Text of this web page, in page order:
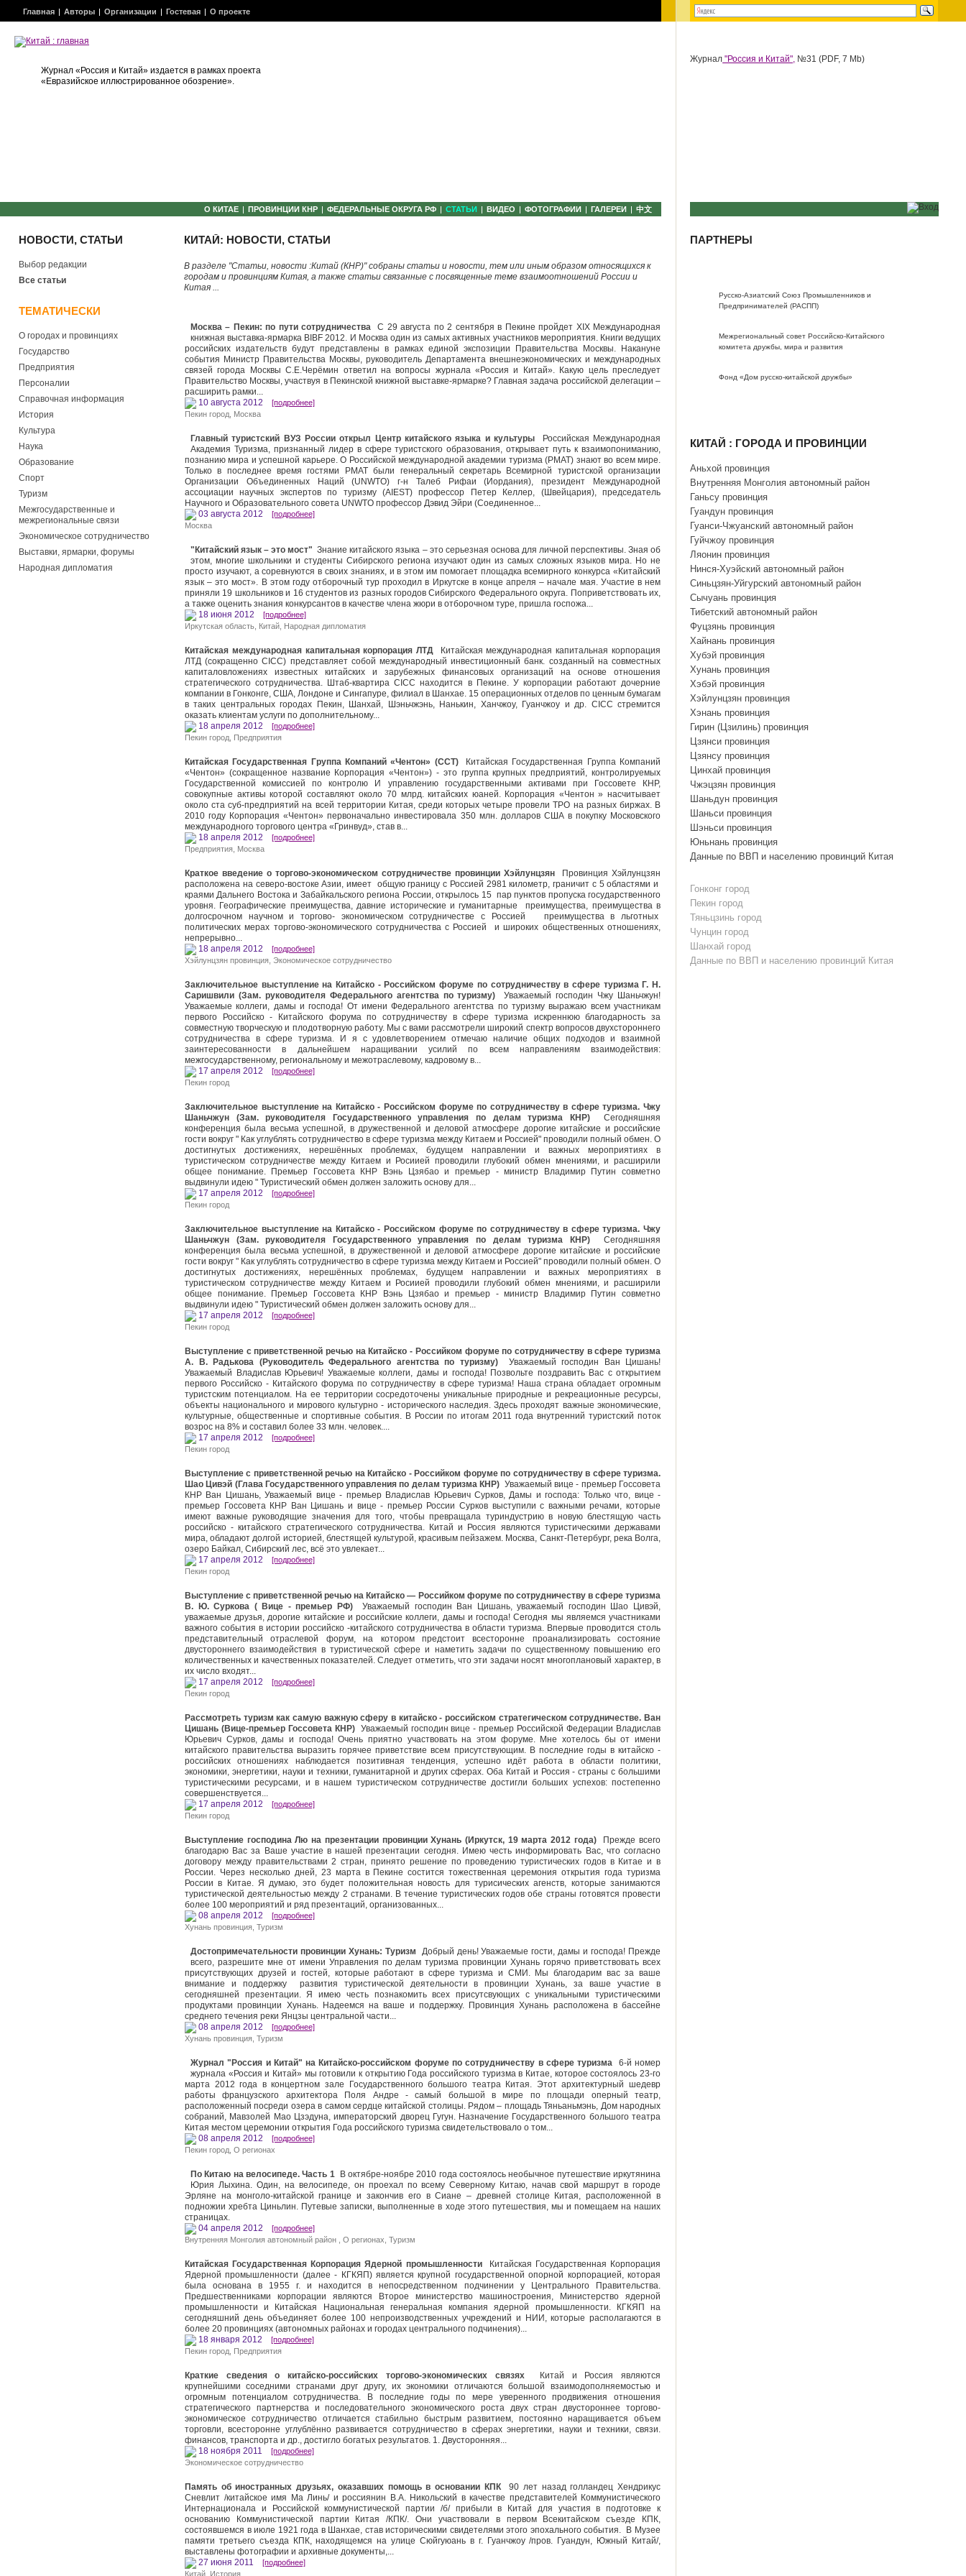
Главная Авторы Организации Гостевая О проекте
Журнал «Россия и Китай» издается в рамках проекта
«Евразийское иллюстрированное обозрение».
О КИТАЕ ПРОВИНЦИИ КНР ФЕДЕРАЛЬНЫЕ ОКРУГА РФ СТАТЬИ ВИДЕО ФОТОГРАФИИ ГАЛЕРЕИ 中文
НОВОСТИ, СТАТЬИ
Выбор редакции
Все статьи
ТЕМАТИЧЕСКИ
О городах и провинциях
Государство
Предприятия
Персоналии
Справочная информация
История
Культура
Наука
Образование
Спорт
Туризм
Межгосударственные и
межрегиональные связи
Экономическое сотрудничество
Выставки, ярмарки, форумы
Народная дипломатия
КИТАЙ: НОВОСТИ, СТАТЬИ
В разделе "Статьи, новости :Китай (КНР)" собраны статьи и новости, тем или иным образом относящихся к
городам и провинциям Китая, а также статьи связанные с посвященные теме взаимоотношений России и
Китая ...
Москва – Пекин: по пути сотрудничества С 29 августа по 2 сентября в Пекине пройдет XIX Международная
книжная выставка-ярмарка BIBF 2012. И Москва один из самых активных участников мероприятия. Книги ведущих
российских издательств будут представлены в рамках единой экспозиции Правительства Москвы. Накануне
события Министр Правительства Москвы, руководитель Департамента внешнеэкономических и международных
связей города Москвы С.Е.Черёмин ответил на вопросы журнала «Россия и Китай». Какую цель преследует
Правительство Москвы, участвуя в Пекинской книжной выставке-ярмарке? Главная задача российской делегации –
расширить рамки...
10 августа 2012 [подробнее]
Пекин город Москва
Главный туристский ВУЗ России открыл Центр китайского языка и культуры Российская Международная
Академия Туризма, признанный лидер в сфере туристского образования, открывает путь к взаимопониманию,
познанию мира и успешной карьере. О Российской международной академии туризма (РМАТ) знают во всем мире.
Только в последнее время гостями РМАТ были генеральный секретарь Всемирной туристской организации
Организации Объединенных Наций (UNWTO) г-н Талеб Рифаи (Иордания), президент Международной
ассоциации научных экспертов по туризму (AIEST) профессор Петер Келлер, (Швейцария), председатель
Научного и Образовательного совета UNWTO профессор Дэвид Эйри (Соединенное...
03 августа 2012 [подробнее]
Москва
"Китайский язык – это мост" Знание китайского языка – это серьезная основа для личной перспективы. Зная об
этом, многие школьники и студенты Сибирского региона изучают один из самых сложных языков мира. Но не
просто изучают, а соревнуются в своих знаниях, и в этом им помогает площадка всемирного конкурса «Китайский
язык – это мост». В этом году отборочный тур проходил в Иркутске в конце апреля – начале мая. Участие в нем
приняли 19 школьников и 16 студентов из разных городов Сибирского Федерального округа. Поприветствовать их,
а также оценить знания конкурсантов в качестве члена жюри в отборочном туре, пришла госпожа...
18 июня 2012 [подробнее]
Иркутская область Китай Народная дипломатия
Китайская международная капитальная корпорация ЛТД Китайская международная капитальная корпорация
ЛТД (сокращенно CIСС) представляет собой международный инвестиционный банк. созданный на совместных
капиталовложениях известных китайских и зарубежных финансовых организаций на основе отношения
стратегического сотрудничества. Штаб-квартира CICC находится в Пекине. У корпорации работают дочерние
компании в Гонконге, США, Лондоне и Сингапуре, филиал в Шанхае. 15 операционных отделов по ценным бумагам
в таких центральных городах Пекин, Шанхай, Шэньчжэнь, Нанькин, Ханчжоу, Гуанчжоу и др. CICC стремится
оказать клиентам услуги по дополнительному...
18 апреля 2012 [подробнее]
Пекин город Предприятия
Китайская Государственная Группа Компаний «Чентон» (ССТ)Китайская Государственная Группа Компаний
«Чентон» (сокращенное название Корпорация «Чентон») - это группа крупных предприятий, контролируемых
Государственной комиссией по контролю И управлению государственными активами при Госсовете КНР,
совокупные активы которой составляют около 70 млрд. китайских юаней. Корпорация «Чентон » насчитывает
около ста суб-предприятий на всей территории Китая, среди которых четыре провели ТРО на разных биржах. В
2010 году Корпорация «Чентон» первоначально инвестировала 350 млн. долларов США в покупку Московского
международного торгового центра «Гринвуд», став в...
18 апреля 2012 [подробнее]
Предприятия Москва
Краткое введение о торгово-экономическом сотрудничестве провинции Хэйлунцзян Провинция Хэйлунцзян
расположена на северо-востоке Азии, имеет общую границу с Россией 2981 километр, граничит с 5 областями и
краями Дальнего Востока и Забайкальского региона России, открылось 15 пар пунктов пропуска государственного
уровня. Географические преимущества, давние исторические и гуманитарные преимущества, преимущества в
долгосрочном научном и торгово- экономическом сотрудничестве с Россией преимущества в льготных
политических мерах торгово-экономического сотрудничества с Россией и широких общественных отношениях,
непрерывно...
18 апреля 2012 [подробнее]
Хэйлунцзян провинция Экономическое сотрудничество
Заключительное выступление на Китайско - Российском форуме по сотрудничеству в сфере туризма Г. Н.
Саришвили (Зам. руководителя Федерального агентства по туризму) Уважаемый господин Чжу Шаньчжун!
Уважаемые коллеги, дамы и господа! От имени Федерального агентства по туризму выражаю всем участникам
первого Российско - Китайского форума по сотрудничеству в сфере туризма искреннюю благодарность за
совместную творческую и плодотворную работу. Мы с вами рассмотрели широкий спектр вопросов двухстороннего
сотрудничества в сфере туризма. И я с удовлетворением отмечаю наличие общих подходов и взаимной
заинтересованности в дальнейшем наращивании усилий по всем направлениям взаимодействия:
межгосударственному, региональному и межотраслевому, кадровому в...
17 апреля 2012 [подробнее]
Пекин город
Заключительное выступление на Китайско - Российском форуме по сотрудничеству в сфере туризма. Чжу
Шаньчжун (Зам. руководителя Государственного управления по делам туризма КНР)Сегодняшняя
конференция была весьма успешной, в дружественной и деловой атмосфере дорогие китайские и российские
гости вокруг " Как углублять сотрудничество в сфере туризма между Китаем и Россией" проводили полный обмен. О
достигнутых достижениях, нерешённых проблемах, будущем направлении и важных мероприятиях в
туристическом сотрудничестве между Китаем и Росиией проводили глубокий обмен мнениями, и расширили
общее понимание. Премьер Госсовета КНР Вэнь Цзябао и премьер - министр Владимир Путин совметно
выдвинули идею " Туристический обмен должен заложить основу для...
17 апреля 2012 [подробнее]
Пекин город
Заключительное выступление на Китайско - Российском форуме по сотрудничеству в сфере туризма. Чжу
Шаньчжун (Зам. руководителя Государственного управления по делам туризма КНР)Сегодняшняя
конференция была весьма успешной, в дружественной и деловой атмосфере дорогие китайские и российские
гости вокруг " Как углублять сотрудничество в сфере туризма между Китаем и Россией" проводили полный обмен. О
достигнутых достижениях, нерешённых проблемах, будущем направлении и важных мероприятиях в
туристическом сотрудничестве между Китаем и Росиией проводили глубокий обмен мнениями, и расширили
общее понимание. Премьер Госсовета КНР Вэнь Цзябао и премьер - министр Владимир Путин совметно
выдвинули идею " Туристический обмен должен заложить основу для...
17 апреля 2012 [подробнее]
Пекин город
Выступление с приветственной речью на Китайско - Российком форуме по сотрудничеству в сфере туризма
А. В. Радькова (Руководитель Федерального агентства по туризму)Уважаемый господин Ван Цишань!
Уважаемый Владислав Юрьевич! Уважаемые коллеги, дамы и господа! Позвольте поздравить Вас с открытием
первого Российско - Китайского форума по сотрудничеству в сфере туризма! Наша страна обладает огромным
туристским потенциалом. На ее территории сосредоточены уникальные природные и рекреационные ресурсы,
объекты национального и мирового культурно - исторического наследия. Здесь проходят важные экономические,
культурные, общественные и спортивные события. В России по итогам 2011 года внутренний туристский поток
возрос на 8% и составил более 33 млн. человек....
17 апреля 2012 [подробнее]
Пекин город
Выступление с приветственной речью на Китайско - Российком форуме по сотрудничеству в сфере туризма.
Шао Цивэй (Глава Государственного управления по делам туризма КНР) Уважаемый вице - премьер Госсовета
КНР Ван Цишань, Уважаемый вице - премьер Владислав Юрьевич Сурков, Дамы и господа: Только что, вице -
премьер Госсовета КНР Ван Цишань и вице - премьер России Сурков выступили с важными речами, которые
имеют важные руководящие значения для того, чтобы превращала туриндустрию в новую блестящую часть
российско - китайского стратегического сотрудничества. Китай и Россия являются туристическими державами
мира, обладают долгой историей, блестящей культурой, красивым пейзажем. Москва, Санкт-Петербург, река Волга,
озеро Байкал, Сибирский лес, всё это увлекает...
17 апреля 2012 [подробнее]
Пекин город
Выступление с приветственной речью на Китайско — Российком форуме по сотрудничеству в сфере туризма
В. Ю. Суркова ( Вице - премьер РФ)Уважаемый господин Ван Цишань, уважаемый господин Шао Цивэй,
уважаемые друзья, дорогие китайские и российские коллеги, дамы и господа! Сегодня мы являемся участниками
важного события в истории российско -китайского сотрудничества в области туризма. Впервые проводится столь
представительный отраслевой форум, на котором предстоит всесторонне проанализировать состояние
двустороннего взаимодействия в туристической сфере и наметить задачи по существенному повышению его
количественных и качественных показателей. Следует отметить, что эти задачи носят многоплановый характер, в
их число входят...
17 апреля 2012 [подробнее]
Пекин город
Рассмотреть туризм как самую важную сферу в китайско - российском стратегическом сотрудничестве. Ван
Цишань (Вице-премьер Госсовета КНР)Уважаемый господин вице - премьер Российской Федерации Владислав
Юрьевич Сурков, дамы и господа! Очень приятно участвовать на этом форуме. Мне хотелось бы от имени
китайского правительства выразить горячее приветствие всем присутствующим. В последние годы в китайско -
российских отношениях наблюдается позитивная тенденция, успешно идёт работа в области политики,
экономики, энергетики, науки и техники, гуманитарной и других сферах. Оба Китай и Россия - страны с большими
туристическими ресурсами, и в нашем туристическом сотрудничестве достигли больших успехов: постепенно
совершенствуется...
17 апреля 2012 [подробнее]
Пекин город
Выступление господина Лю на презентации провинции Хунань (Иркутск, 19 марта 2012 года)Прежде всего
благодарю Вас за Ваше участие в нашей презентации сегодня. Имею честь информировать Вас, что согласно
договору между правительствами 2 стран, принято решение по проведению туристических годов в Китае и в
России. Через несколько дней, 23 марта в Пекине состится тожественная церемония открытия года туризма
России в Китае. Я думаю, это будет положительная новость для турисических агенств, которые занимаются
туристической деятельностью между 2 странами. В течение туристических годов обе страны готовятся провести
более 100 мероприятий и ряд презентаций, организованных...
08 апреля 2012 [подробнее]
Хунань провинция Туризм
Достопримечательности провинции Хунань: Туризм Добрый день! Уважаемые гости, дамы и господа! Прежде
всего, разрешите мне от имени Управления по делам туризма провинции Хунань горячо приветствовать всех
присутствующих друзей и гостей, которые работают в сфере туризма и СМИ. Мы благодарим вас за ваше
внимание и поддержку развития туристической деятельности в провинции Хунань, за ваше участие в
сегодняшней презентации. Я имею честь познакомить всех присутсвующих с уникальными туристическими
продуктами провинции Хунань. Надеемся на ваше и поддержку. Провинция Хунань расположена в бассейне
среднего течения реки Янцзы центральной части...
08 апреля 2012 [подробнее]
Хунань провинция Туризм
Журнал "Россия и Китай" на Китайско-российском форуме по сотрудничеству в сфере туризма 6-й номер
журнала «Россия и Китай» мы готовили к открытию Года российского туризма в Китае, которое состоялось 23-го
марта 2012 года в концертном зале Государственного большого театра Китая. Этот архитектурный шедевр
работы французского архитектора Поля Андре - самый большой в мире по площади оперный театр,
расположенный посреди озера в самом сердце китайской столицы. Рядом – площадь Тяньаньмэнь, Дом народных
собраний, Мавзолей Мао Цзэдуна, императорский дворец Гугун. Назначение Государственного большого театра
Китая местом церемонии открытия Года российского туризма свидетельствовало о том...
08 апреля 2012 [подробнее]
Пекин город О регионах
По Китаю на велосипеде. Часть 1В октябре-ноябре 2010 года состоялось необычное путешествие иркутянина
Юрия Лыхина. Один, на велосипеде, он проехал по всему Северному Китаю, начав свой маршрут в городе
Эрляне на монголо-китайской границе и закончив его в Сиане – древней столице Китая, расположенной в
подножии хребта Циньлин. Путевые записки, выполненные в ходе этого путешествия, мы и помещаем на наших
страницах.
04 апреля 2012 [подробнее]
Внутренняя Монголия автономный район
О регионах Туризм
Китайская Государственная Корпорация Ядерной промышленностиКитайская Государственная Корпорация
Ядерной промышленности (далее - КГКЯП) является крупной государственной опорной корпорацией, которая
была основана в 1955 г. и находится в непосредственном подчинении у Центрального Правительства.
Предшественниками корпорации являются Второе министерство машиностроения, Министерство ядерной
промышленности и Китайская Национальная генеральная компания ядерной промышленности. КГКЯП на
сегодняшний день объединяет более 100 непроизводственных учреждений и НИИ, которые располагаются в
более 20 провинциях (автономных районах и городах центрального подчинения)...
18 января 2012 [подробнее]
Пекин город Предприятия
Краткие сведения о китайско-российских торгово-экономических связяхКитай и Россия являются
крупнейшими соседними странами друг другу, их экономики отличаются большой взаимодополняемостью и
огромным потенциалом сотрудничества. В последние годы по мере уверенного продвижения отношения
стратегического партнерства и последовательного экономического роста двух стран двустороннее торгово-
экономическое сотрудничество отличается стабильно быстрым развитием, постоянно наращивается объем
торговли, всесторонне углублённо развивается сотрудничество в сферах энергетики, науки и техники, связи.
финансов, транспорта и др., достигло богатых результатов. 1. Двусторонняя...
18 ноября 2011 [подробнее]
Экономическое сотрудничество
Память об иностранных друзьях, оказавших помощь в основании КПК90 лет назад голландец Хендрикус
Сневлит /китайское имя Ма Линь/ и россиянин В.А. Никольский в качестве представителей Коммунистического
Интернационала и Российской коммунистической партии /б/ прибыли в Китай для участия в подготовке к
основанию Коммунистической партии Китая /КПК/. Они участвовали в первом Всекитайском съезде КПК,
состоявшемся в июле 1921 года в Шанхае, став историческими свидетелями этого эпохального события. В Музее
памяти третьего съезда КПК, находящемся на улице Сюйгуюань в г. Гуанчжоу /пров. Гуандун, Южный Китай/,
выставлены фотографии и архивные документы,...
27 июня 2011 [подробнее]
Китай История
Журнал "Россия и Китай", №31 (PDF, 7 Mb)
ПАРТНЕРЫ
Русско-Азиатский Союз Промышленников и
Предпринимателей (РАСПП)
Межрегиональный совет Российско-Китайского
комитета дружбы, мира и развития
Фонд «Дом русско-китайской дружбы»
КИТАЙ : ГОРОДА И ПРОВИНЦИИ
Аньхой провинция
Внутренняя Монголия автономный район
Ганьсу провинция
Гуандун провинция
Гуанси-Чжуанский автономный район
Гуйчжоу провинция
Ляонин провинция
Нинся-Хуэйский автономный район
Синьцзян-Уйгурский автономный район
Сычуань провинция
Тибетский автономный район
Фуцзянь провинция
Хайнань провинция
Хубэй провинция
Хунань провинция
Хэбэй провинция
Хэйлунцзян провинция
Хэнань провинция
Гирин (Цзилинь) провинция
Цзянси провинция
Цзянсу провинция
Цинхай провинция
Чжэцзян провинция
Шаньдун провинция
Шаньси провинция
Шэньси провинция
Юньнань провинция
Данные по ВВП и населению провинций Китая
Гонконг город
Пекин город
Тяньцзинь город
Чунцин город
Шанхай город
Данные по ВВП и населению провинций Китая